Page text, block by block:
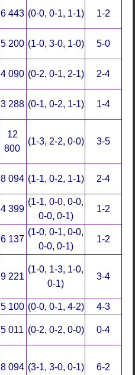
6 443 (0-0, 0-1, 1-1) 1-2
5 200 (1-0, 3-0, 1-0) 5-0
4 090 (0-2, 0-1, 2-1) 2-4
3 288 (0-1, 0-2, 1-1) 1-4
12
800
(1-3, 2-2, 0-0) 3-5
8 094 (1-1, 0-2, 1-1) 2-4
4 399
(1-1, 0-0, 0-0,
0-0, 0-1)
1-2
6 137
(1-0, 0-1, 0-0,
0-0, 0-1)
1-2
9 221
(1-0, 1-3, 1-0,
0-1)
3-4
5 100 (0-0, 0-1, 4-2)
4-3
5 011 (0-2, 0-2, 0-0) 0-4
8 094 (3-1, 3-0, 0-1) 6-2